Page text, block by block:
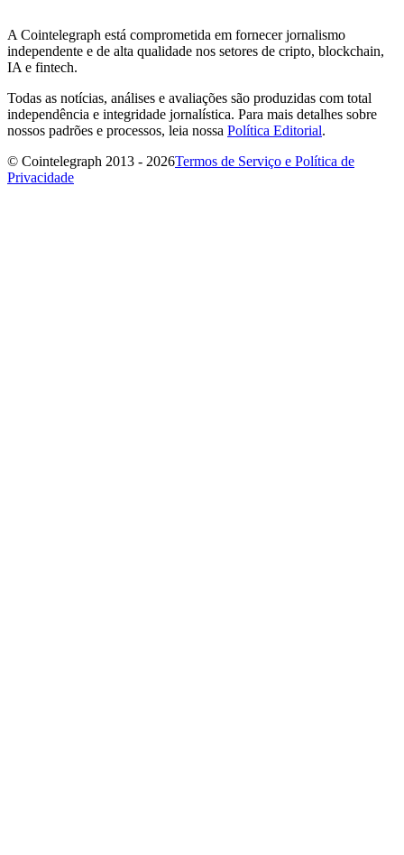
A Cointelegraph está comprometida em fornecer jornalismo
independente e de alta qualidade nos setores de cripto, blockchain,
IA e fintech.
Todas as notícias, análises e avaliações são produzidas com total
independência e integridade jornalística. Para mais detalhes sobre
nossos padrões e processos, leia nossa Política Editorial.
© Cointelegraph 2013 - 2026Termos de Serviço e Política de
Privacidade